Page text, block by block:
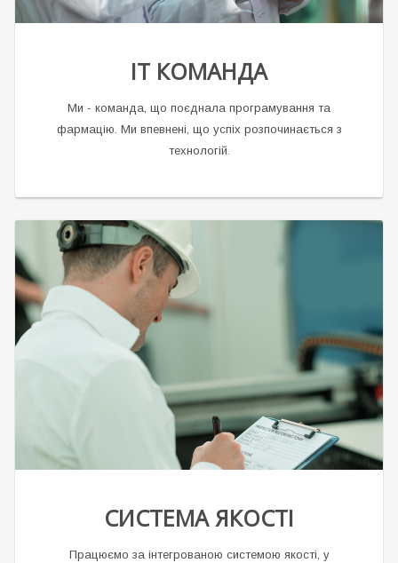
ІТ КОМАНДА
Ми - команда, що поєднала програмування та
фармацію. Ми впевнені, що успіх розпочинається з
технологій.
СИСТЕМА ЯКОСТІ
Працюємо за інтегрованою системою якості, у